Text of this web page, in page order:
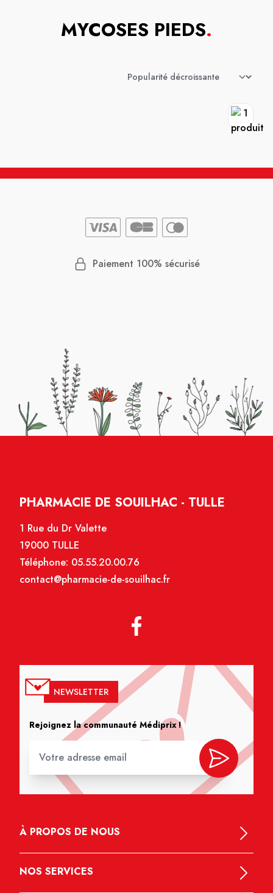
MYCOSES PIEDS.
Paiement 100% sécurisé
PHARMACIE DE SOUILHAC - TULLE
1 Rue du Dr Valette
19000 TULLE
Téléphone: 05.55.20.00.76
contact@pharmacie-de-souilhac.fr
NEWSLETTER
Rejoignez la communauté Médiprix !
À PROPOS DE NOUS
NOS SERVICES